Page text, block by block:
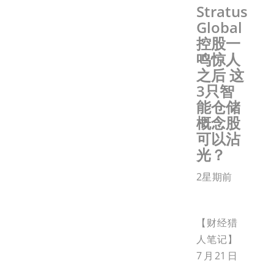
Stratus
Global
控股一
鸣惊人
之后 这
3只智
能仓储
概念股
可以沾
光？
2星期前
【财经猎
人笔记】
7月21日